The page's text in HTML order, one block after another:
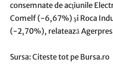
consemnate de acţiunile
Comelf (-6,67%) şi Roca
(-2,70%), relatează
Sursa: Citeste tot pe Bursa.ro